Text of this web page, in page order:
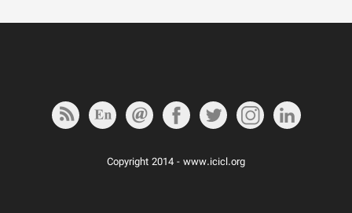
Copyright 2014 - www.icicl.org